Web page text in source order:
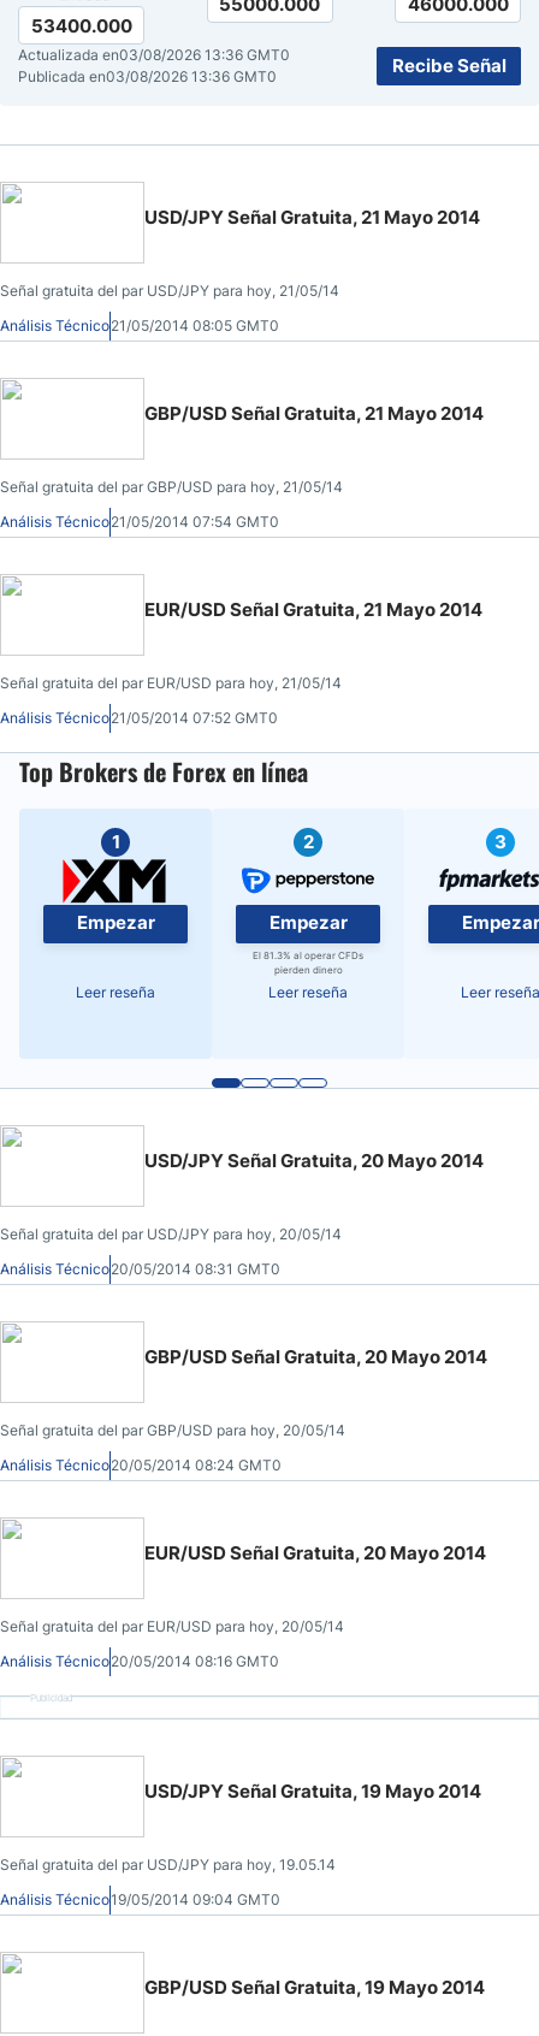
53400.000
Actualizada en03/08/2026 13:36 GMT0
Publicada en03/08/2026 13:36 GMT0 Recibe Señal
USD/JPY Señal Gratuita, 21 Mayo 2014
Señal gratuita del par USD/JPY para hoy, 21/05/14
Análisis Técnico21/05/2014 08:05 GMT0
GBP/USD Señal Gratuita, 21 Mayo 2014
Señal gratuita del par GBP/USD para hoy, 21/05/14
Análisis Técnico21/05/2014 07:54 GMT0
EUR/USD Señal Gratuita, 21 Mayo 2014
Señal gratuita del par EUR/USD para hoy, 21/05/14
Análisis Técnico21/05/2014 07:52 GMT0
Top Brokers de Forex en línea
1
Empezar
Leer reseña
2
Empezar
El 81.3% al operar CFDs
pierden dinero
Leer reseña
3
Empezar
Leer reseña
USD/JPY Señal Gratuita, 20 Mayo 2014
Señal gratuita del par USD/JPY para hoy, 20/05/14
Análisis Técnico20/05/2014 08:31 GMT0
GBP/USD Señal Gratuita, 20 Mayo 2014
Señal gratuita del par GBP/USD para hoy, 20/05/14
Análisis Técnico20/05/2014 08:24 GMT0
EUR/USD Señal Gratuita, 20 Mayo 2014
Señal gratuita del par EUR/USD para hoy, 20/05/14
Análisis Técnico20/05/2014 08:16 GMT0
Publicidad
USD/JPY Señal Gratuita, 19 Mayo 2014
Señal gratuita del par USD/JPY para hoy, 19.05.14
Análisis Técnico19/05/2014 09:04 GMT0
GBP/USD Señal Gratuita, 19 Mayo 2014